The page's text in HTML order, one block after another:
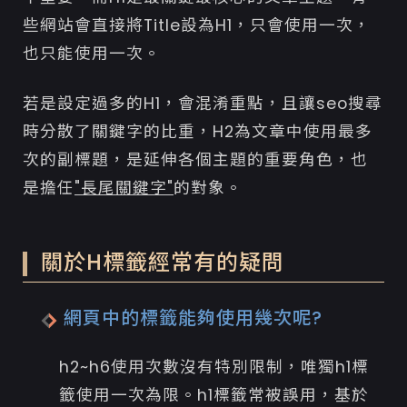
些網站會直接將Title設為H1，只會使用一次，
也只能使用一次。
若是設定過多的H1，會混淆重點，且讓seo搜尋
時分散了關鍵字的比重，H2為文章中使用最多
次的副標題，是延伸各個主題的重要角色，也
是擔任"長尾關鍵字"的對象。
關於H標籤經常有的疑問
網頁中的標籤能夠使用幾次呢?
h2~h6使用次數沒有特別限制，唯獨h1標
籤使用一次為限。h1標籤常被誤用，基於